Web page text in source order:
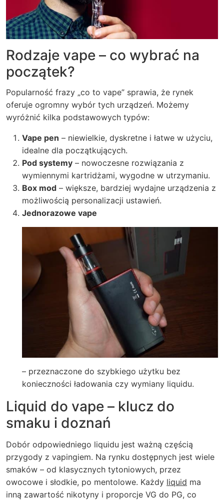
Rodzaje vape – co wybrać na
początek?
Popularność frazy „co to vape” sprawia, że rynek
oferuje ogromny wybór tych urządzeń. Możemy
wyróżnić kilka podstawowych typów:
Vape pen – niewielkie, dyskretne i łatwe w użyciu,
idealne dla początkujących.
Pod systemy – nowoczesne rozwiązania z
wymiennymi kartridżami, wygodne w utrzymaniu.
Box mod – większe, bardziej wydajne urządzenia z
możliwością personalizacji ustawień.
Jednorazowe vape
– przeznaczone do szybkiego użytku bez
konieczności ładowania czy wymiany liquidu.
Liquid do vape – klucz do
smaku i doznań
Dobór odpowiedniego liquidu jest ważną częścią
przygody z vapingiem. Na rynku dostępnych jest wiele
smaków – od klasycznych tytoniowych, przez
owocowe i słodkie, po mentolowe. Każdy liquid ma
inną zawartość nikotyny i proporcje VG do PG, co